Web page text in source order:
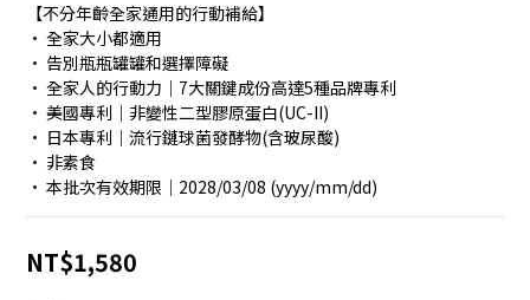
【不分年齡全家通用的行動補給】
• 全家大小都適用
• 告別瓶瓶罐罐和選擇障礙
• 全家人的行動力｜7大關鍵成份高達5種品牌專利
• 美國專利｜非變性二型膠原蛋白(UC-II)
• 日本專利｜流行鏈球菌發酵物(含玻尿酸)
• 非素食
• 本批次有效期限｜2028/03/08 (yyyy/mm/dd)
NT$1,580